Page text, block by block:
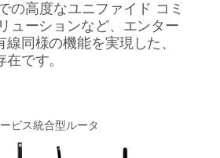
の高度なユニファイド コミ
ューションなど、エンター
同様の機能を実現した、
です。
ビス統合型ルータ